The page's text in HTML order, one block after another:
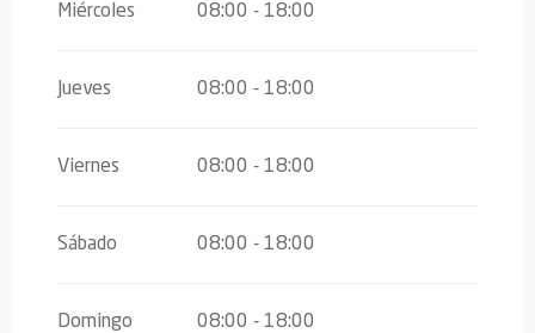
Miércoles 08:00 - 18:00
Jueves 08:00 - 18:00
Viernes 08:00 - 18:00
Sábado 08:00 - 18:00
Domingo 08:00 - 18:00